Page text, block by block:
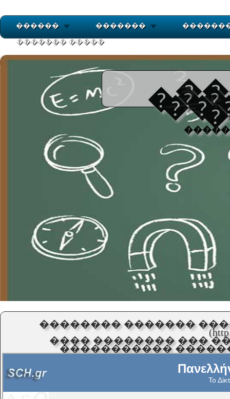
������ �������
������� �����
�������� �������
���� �������� ���
�����������